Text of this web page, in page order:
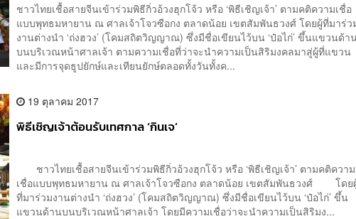
ชาวไทยเชื้อสายจีนเข้าร่วมพิธีกิ่วอ้วงฮุกโจ้ว หรือ ‘พิธีเชิญเจ้า’ ตามคติความเชื่อ
แบบพุทธมหายาน ณ ศาลเจ้าโจวซือกง ตลาดน้อย เขตสัมพันธวงศ์ โดยผู้ที่มาร่ว
งานต่างนำ ‘ถ่งฮวง’ (โคมสถิตวิญญาณ) ซึ่งมีชื่อเขียนไว้บน ‘ป๋อไก่’ ขึ้นแขวนด้าน
บนบริเวณหน้าศาลเจ้า ตามความเชื่อที่ว่าจะนำความเป็นสิริมงคลมาสู่ผู้ที่แขวน
และมีการจุดธูปยักษ์และเทียนยักษ์ตลอดทั้งวันทั้งค...
19 ตุลาคม 2017
พิธีเชิญเจ้าต้อนรับเทศกาล ‘กินเจ’
ชาวไทยเชื้อสายจีนเข้าร่วมพิธีกิ่วอ้วงฮุกโจ้ว หรือ ‘พิธีเชิญเจ้า’ ตามคติความ
เชื่อแบบพุทธมหายาน ณ ศาลเจ้าโจวซือกง ตลาดน้อย เขตสัมพันธวงศ์ โดย
ที่มาร่วมงานต่างนำ ‘ถ่งฮวง’ (โคมสถิตวิญญาณ) ซึ่งมีชื่อเขียนไว้บน ‘ป๋อไก่’ ขึ้น
แขวนด้านบนบริเวณหน้าศาลเจ้า โดยมีความเชื่อว่าจะนำความเป็นสิริมง...